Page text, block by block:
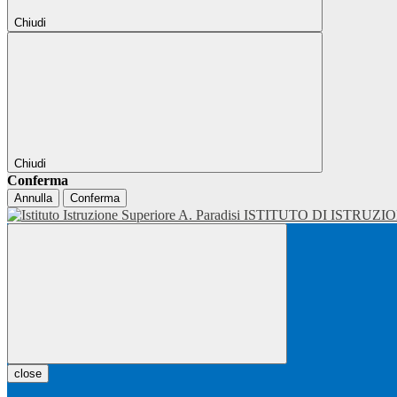
Chiudi
Chiudi
Conferma
Annulla Conferma
ISTITUTO DI
close